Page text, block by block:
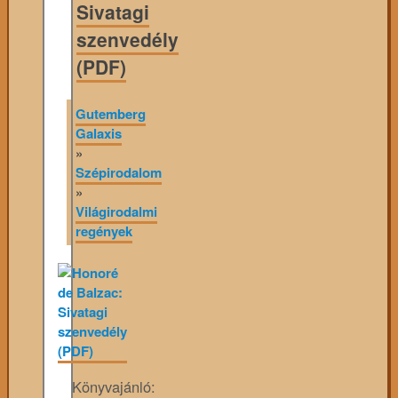
Sivatagi
szenvedély
(PDF)
Gutemberg
Galaxis
»
Szépirodalom
»
Világirodalmi
regények
Könyvajánló: